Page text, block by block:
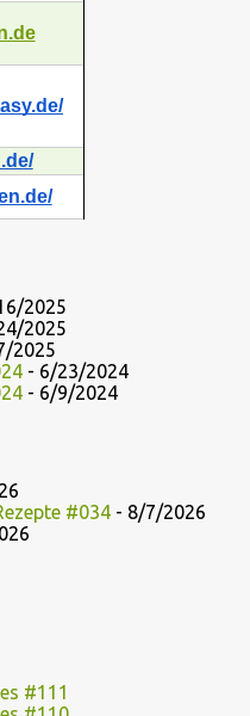
2025
2025
2025
- 6/23/2024
- 6/9/2024
#034 - 8/7/2026
#111